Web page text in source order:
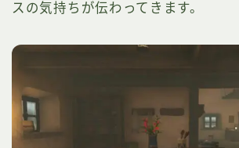
スの気持ちが伝わってきます。